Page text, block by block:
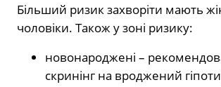
Більший ризик захворіти мають
чоловіки. Також у зоні ризику:
новонароджені –
скринінг на вроджений